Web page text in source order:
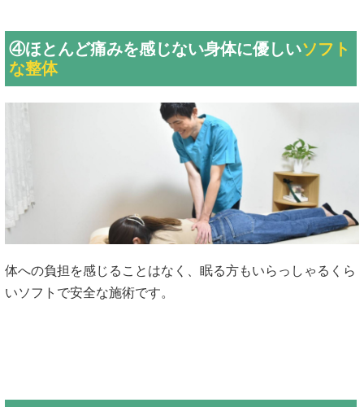
④ほとんど痛みを感じない身体に優しいソフト
な整体
体への負担を感じることはなく、眠る方もいらっしゃるくら
いソフトで安全な施術です。